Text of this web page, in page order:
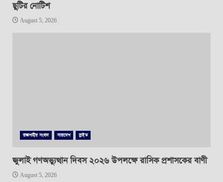
ছুটির নোটিশ
August 5, 2026
রাজশাহীর সংবাদ সারাদেশ স্লাইড
জুলাই গণঅভ্যুত্থান দিবস ২০২৬ উপলক্ষে রাসিক প্রশাসকের বাণী
August 5, 2026